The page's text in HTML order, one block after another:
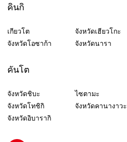
คินกิ
เกียวโต จังหวัดเฮียวโกะ
จังหวัดโอซาก้า
จังหวัดนารา
คันโต
จังหวัดชิบะ ไซตามะ
จังหวัดโทชิกิ
จังหวัดคานางาวะ
จังหวัดอิบารากิ